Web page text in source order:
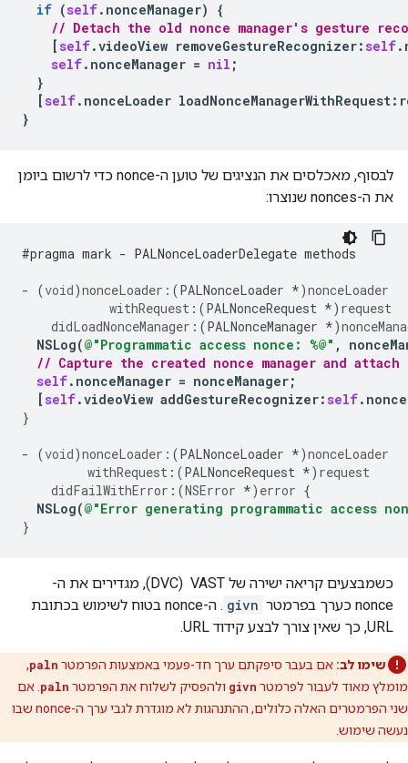
if (self. nonceManager)
{
// Detach the old nonce manager's gesture
[ self.videoView removeGestureRecognizer: self.
self. nonceManager = nil ;
}
[ self. nonceLoader loadNonceManagerWithRequest:
}
לבסוף, מאכלסים את הנציגים של טוען ה-nonce כדי לרשום ביומן
את ה-nonces שנוצרו:
#pragma mark - PALNonceLoaderDelegate methods
- (void)nonceLoader: (PALNonceLoader *)nonceLoader
withRequest :(PALNonceRequest *) request
didLoadNonceManager :(PALNonceManager *)
NSLog(@"Programmatic access nonce: %@" ,
// Capture the created nonce manager and
self. nonceManager = nonceManager;
[ self.videoView addGestureRecognizer: self.
}
- (void)nonceLoader: (PALNonceLoader *)nonceLoader
withRequest :(PALNonceRequest *) request
didFailWithError :(NSError *) error {
NSLog(@"Error generating programmatic access
}
כשמבצעים קריאה ישירה של VAST ‏ (DVC), מגדירים את ה-
nonce כערך בפרמטר
givn
. ה-nonce בטוח לשימוש בכתובת
URL, כך שאין צורך לבצע קידוד URL.
שימו לב: אם בעבר סיפקתם ערך חד-פעמי באמצעות הפרמטר paln
,
מומלץ מאוד לעבור לפרמטר givn ולהפסיק לשלוח את הפרמטר paln . אם
שני הפרמטרים האלה כלולים, ההתנהגות לא מוגדרת לגבי ערך ה-nonce שבו
נעשה שימוש.